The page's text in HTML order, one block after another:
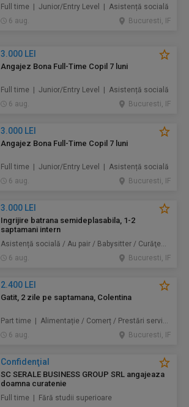
Full time | Junior/Entry Level | Asistență socială
6 aug.
Bucuresti, IF
3.000 LEI
Angajez Bona Full-Time Copil 7 luni
Full time | Junior/Entry Level | Asistență socială
6 aug.
Bucuresti, IF
3.000 LEI
Angajez Bona Full-Time Copil 7 luni
Full time | Junior/Entry Level | Asistență socială
6 aug.
Bucuresti, IF
3.000 LEI
Ingrijire batrana semideplasabila, 1-2
saptamani intern
Asistență socială / Au pair / Babysitter / Curăţenie / Prestări servicii
6 aug.
Bucuresti, IF
2.400 LEI
Gatit, 2 zile pe saptamana, Colentina
Part time | Alimentație / Comerț / Prestări servicii
6 aug.
Bucuresti, IF
Confidenţial
SC SERALE BUSINESS GROUP SRL angajeaza
doamna curatenie
Full time | Fără studii superioare